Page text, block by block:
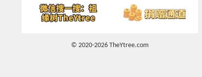
© 2020-2026 TheYtree.com